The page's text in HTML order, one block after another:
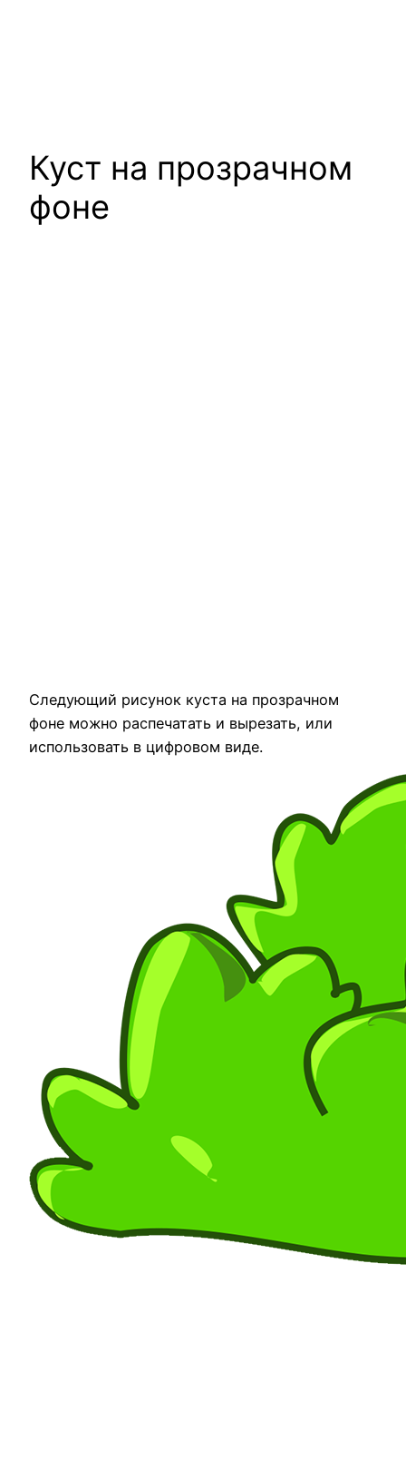
Куст на прозрачном
фоне
Следующий рисунок куста на прозрачном
фоне можно распечатать и вырезать, или
использовать в цифровом виде.